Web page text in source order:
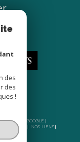
BY GOOGLE |
ADMIN
NOS LIENS
des
des
!